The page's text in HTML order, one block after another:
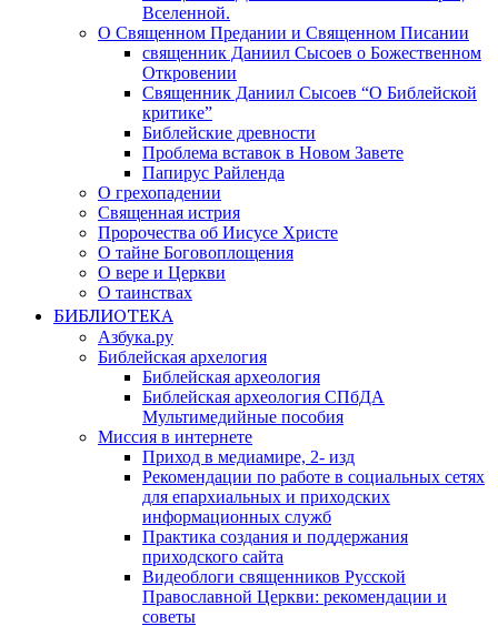
Вселенной.
О Священном Предании и Священном Писании
священник Даниил Сысоев о Божественном
Откровении
Священник Даниил Сысоев “О Библейской
критике”
Библейские древности
Проблема вставок в Новом Завете
Папирус Райленда
О грехопадении
Священная истрия
Пророчества об Иисусе Христе
О тайне Боговоплощения
О вере и Церкви
О таинствах
БИБЛИОТЕКА
Азбука.ру
Библейская архелогия
Библейская археология
Библейская археология СПбДА
Мультимедийные пособия
Миссия в интернете
Приход в медиамире, 2- изд
Рекомендации по работе в социальных сетях
для епархиальных и приходских
информационных служб
Практика создания и поддержания
приходского сайта
Видеоблоги священников Русской
Православной Церкви: рекомендации и
советы